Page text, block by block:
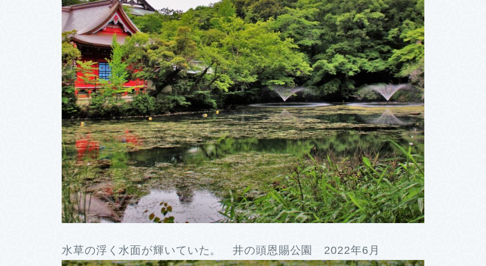
水草の浮く水面が輝いていた。 井の頭恩賜公園 2022年6月